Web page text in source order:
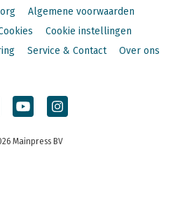
Algemene voorwaarden
Cookie instellingen
Service & Contact Over ons
Mainpress BV